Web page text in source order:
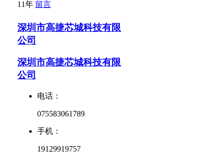
11年 留言
深圳市高捷芯城科技有限
公司
深圳市高捷芯城科技有限
公司
电话：
075583061789
手机：
19129919757